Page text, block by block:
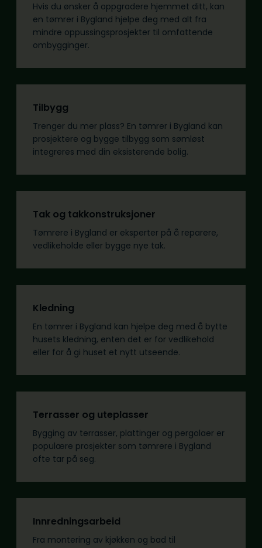
Hvis du ønsker å oppgradere hjemmet ditt, kan
en tømrer i Bygland hjelpe deg med alt fra
mindre oppussingsprosjekter til omfattende
ombygginger.
Tilbygg
Trenger du mer plass? En tømrer i Bygland kan
prosjektere og bygge tilbygg som sømløst
integreres med din eksisterende bolig.
Tak og takkonstruksjoner
Tømrere i Bygland er eksperter på å reparere,
vedlikeholde eller bygge nye tak.
Kledning
En tømrer i Bygland kan hjelpe deg med å bytte
husets kledning, enten det er for vedlikehold
eller for å gi huset et nytt utseende.
Terrasser og uteplasser
Bygging av terrasser, plattinger og pergolaer er
populære prosjekter som tømrere i Bygland
ofte tar på seg.
Innredningsarbeid
Fra montering av kjøkken og bad til